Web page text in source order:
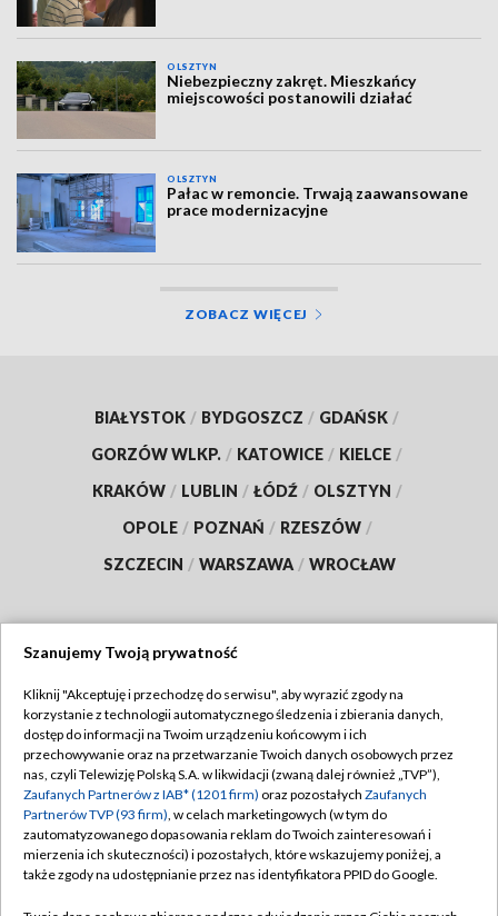
OLSZTYN
Niebezpieczny zakręt. Mieszkańcy
miejscowości postanowili działać
OLSZTYN
Pałac w remoncie. Trwają zaawansowane
prace modernizacyjne
ZOBACZ WIĘCEJ
BIAŁYSTOK / BYDGOSZCZ / GDAŃSK /
GORZÓW WLKP. / KATOWICE / KIELCE /
KRAKÓW / LUBLIN / ŁÓDŹ / OLSZTYN /
OPOLE / POZNAŃ / RZESZÓW /
SZCZECIN / WARSZAWA / WROCŁAW
TVP
Abonament TVP
Emisja w TVP
Centrum informacji TVP
Naziemna Telewizja Cyfrowa
Regulamin TVP
Polityka prywatności
Moje zgody
Pomoc
Szanujemy Twoją prywatność
Kliknij "Akceptuję i przechodzę do serwisu", aby wyrazić zgody na
korzystanie z technologii automatycznego śledzenia i zbierania danych,
dostęp do informacji na Twoim urządzeniu końcowym i ich
przechowywanie oraz na przetwarzanie Twoich danych osobowych przez
nas, czyli Telewizję Polską S.A. w likwidacji (zwaną dalej również „TVP”),
Zaufanych Partnerów z IAB* (1201 firm) oraz pozostałych Zaufanych
Partnerów TVP (93 firm), w celach marketingowych (w tym do
zautomatyzowanego dopasowania reklam do Twoich zainteresowań i
mierzenia ich skuteczności) i pozostałych, które wskazujemy poniżej, a
także zgody na udostępnianie przez nas identyfikatora PPID do Google.